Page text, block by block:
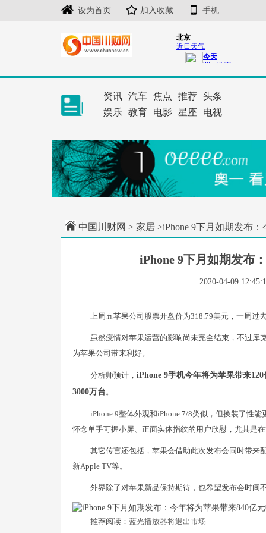
设为首页 加入收藏 手机
资讯 汽车 焦点 推荐 头条
娱乐 教育 电影 星座 电视
中国川财网 > 家居 >iPhone 9下月如期发布
iPhone 9下月如期发布
2020-04-09
上周五苹果公司股票开盘价为318.79美元，一周过
虽然疫情对苹果运营的影响尚未完全结束，不过库
为苹果公司带来利好。
分析师预计， iPhone 9手机今年将为苹果带来
3000万台。
iPhone 9整体外观和iPhone 7/8类似，但换装了性
怀念单手可握小屏、正面实体指纹的用户欣慰，尤其是在
其它传言还包括，苹果会借助此次发布会同时带来
新Apple TV等。
外界除了对苹果新品保持期待，也希望发布会时间
推荐阅读： 蓝光播放器将退出市场